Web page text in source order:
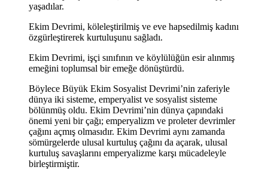
yaşadılar.
Ekim Devrimi, köleleştirilmiş ve eve hapsedilmiş kadını
özgürleştirerek kurtuluşunu sağladı.
Ekim Devrimi, işçi sınıfının ve köylülüğün esir alınmış
emeğini toplumsal bir emeğe dönüştürdü.
Böylece Büyük Ekim Sosyalist Devrimi’nin zaferiyle
dünya iki sisteme, emperyalist ve sosyalist sisteme
bölünmüş oldu. Ekim Devrimi’nin dünya çapındaki
önemi yeni bir çağı; emperyalizm ve proleter devrimler
çağını açmış olmasıdır. Ekim Devrimi aynı zamanda
sömürgelerde ulusal kurtuluş çağını da açarak, ulusal
kurtuluş savaşlarını emperyalizme karşı mücadeleyle
birleştirmiştir.